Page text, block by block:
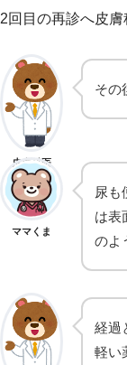
2回目の再診へ皮膚
皮膚科医
その
ママくま
尿も
は表
のよ
経過
軽い